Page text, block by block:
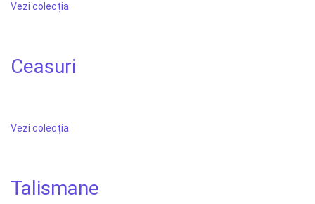
Vezi colecția
Ceasuri
Vezi colecția
Talismane